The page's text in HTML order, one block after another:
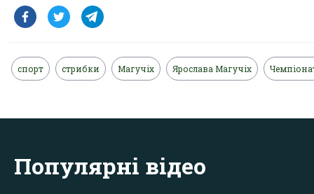
спорт стрибки Магучіх Ярослава Магучіх
Популярні відео